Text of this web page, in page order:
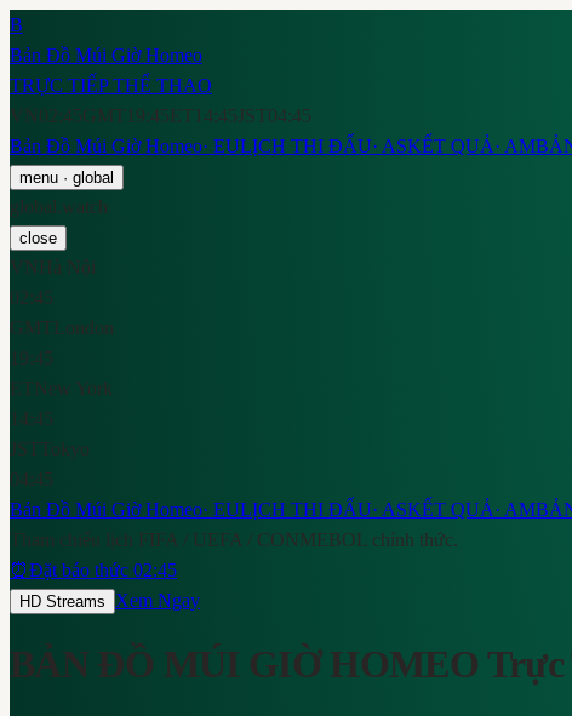
B
Bản Đồ Múi Giờ Homeo
TRỰC TIẾP THỂ THAO
VN02:45GMT 19:45ET 14:45 JST04:45
Bản Đồ Múi Giờ Homeo· EULỊCH THI ĐẤU· ASKẾT QUẢ· AM
menu · global
global.watch
close
VNHà Nội
02:45
GMTLondon
19:45
ETNew York
14:45
JSTTokyo
04:45
Bản Đồ Múi Giờ Homeo· EULỊCH THI ĐẤU· ASKẾT QUẢ· AM
Tham chiếu lịch FIFA / UEFA / CONMEBOL chính thức.
⏰Đặt báo thức 02:45
HD Streams Xem Ngay
BẢN ĐỒ MÚI GIỜ HOMEO Trực